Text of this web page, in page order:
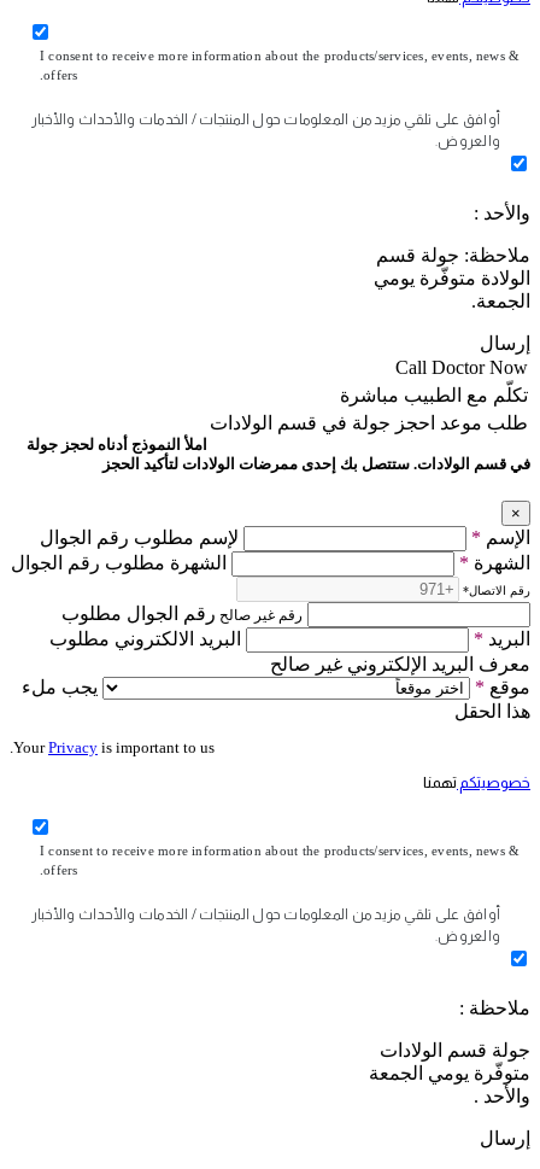
I consent to receive more information about the products/services, events, news &
offers.
أوافق على تلقي مزيد من المعلومات حول المنتجات / الخدمات والأحداث والأخبار
والعروض.
والأحد :
ملاحظة: جولة قسم
الولادة متوفّرة يومي
الجمعة.
إرسال
Call Doctor Now
تكلّم مع الطبيب مباشرة
طلب موعد احجز جولة في قسم الولادات
املأ النموذج أدناه لحجز جولة
في قسم الولادات. ستتصل بك إحدى ممرضات الولادات لتأكيد الحجز
×
الإسم *
لإسم مطلوب رقم الجوال
الشهرة * الشهرة مطلوب رقم الجوال
رقم الاتصال*
رقم غير صالح رقم الجوال مطلوب
البريد *
البريد الالكتروني مطلوب
معرف البريد الإلكتروني غير صالح
موقع *
يجب ملء
هذا الحقل
YourPrivacy is important to us.
خصوصيتكم تهمنا
I consent to receive more information about the products/services, events, news &
offers.
أوافق على تلقي مزيد من المعلومات حول المنتجات / الخدمات والأحداث والأخبار
والعروض.
ملاحظة :
جولة قسم الولادات
متوفّرة يومي الجمعة
والأحد .
إرسال